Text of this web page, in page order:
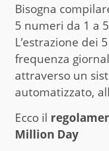
Bisogna
5 numeri da 1 a
L’estrazione dei
frequenza
attraverso un
automatizzato,
Ecco il
Million Day